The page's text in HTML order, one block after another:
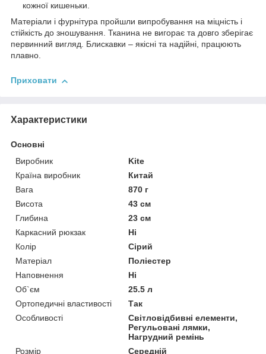
кожної кишеньки.
Матеріали і фурнітура пройшли випробування на міцність і
стійкість до зношування. Тканина не вигорає та довго зберігає
первинний вигляд. Блискавки – якісні та надійні, працюють
плавно.
Приховати
Характеристики
Основні
Виробник
Kite
Країна виробник
Китай
Вага
870 г
Висота
43 см
Глибина
23 см
Каркасний рюкзак
Ні
Колір
Сірий
Матеріал
Поліестер
Наповнення
Ні
Об`єм
25.5 л
Ортопедичні властивості
Так
Особливості
Світловідбивні елементи,
Регульовані лямки,
Нагрудний ремінь
Розмір
Середній